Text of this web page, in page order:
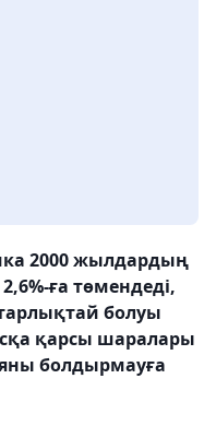
2000 жылдардың
ға төмендеді,
болуы
қарсы шаралары
болдырмауға